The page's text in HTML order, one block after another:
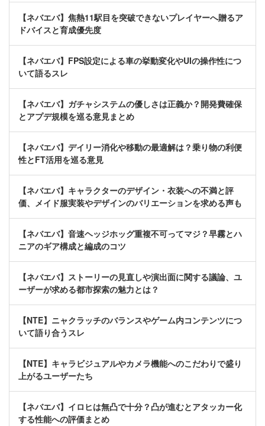
【ネバエバ】焦熱11駅目を突破できないプレイヤーへ贈るア
ドバイスと育成優先度
【ネバエバ】FPS設定による車の挙動変化やUIの操作性につ
いて語るスレ
【ネバエバ】ガチャシステムの優しさは正義か？開発費確保
とアプデ規模を巡る意見まとめ
【ネバエバ】デイリー消化や移動の最適解は？乗り物の利便
性とFT活用を巡る意見
【ネバエバ】キャラクターのデザイン・衣装への不満と評
価、メイド服実装やデザインのバリエーションを求める声も
【ネバエバ】音速ヘッジホッグ重複不可ってマジ？早霧とハ
ニアのギア構成と編成のコツ
【ネバエバ】ストーリーの見直しや演出面に関する議論、ユ
ーザーが求める都市探索の魅力とは？
【NTE】ニャクラッチのバランスやゲーム内コンテンツにつ
いて語り合うスレ
【NTE】キャラビジュアルやカメラ機能へのこだわりで盛り
上がるユーザーたち
【ネバエバ】イロヒは無凸で十分？凸が進むとアタッカー化
する性能への評価まとめ